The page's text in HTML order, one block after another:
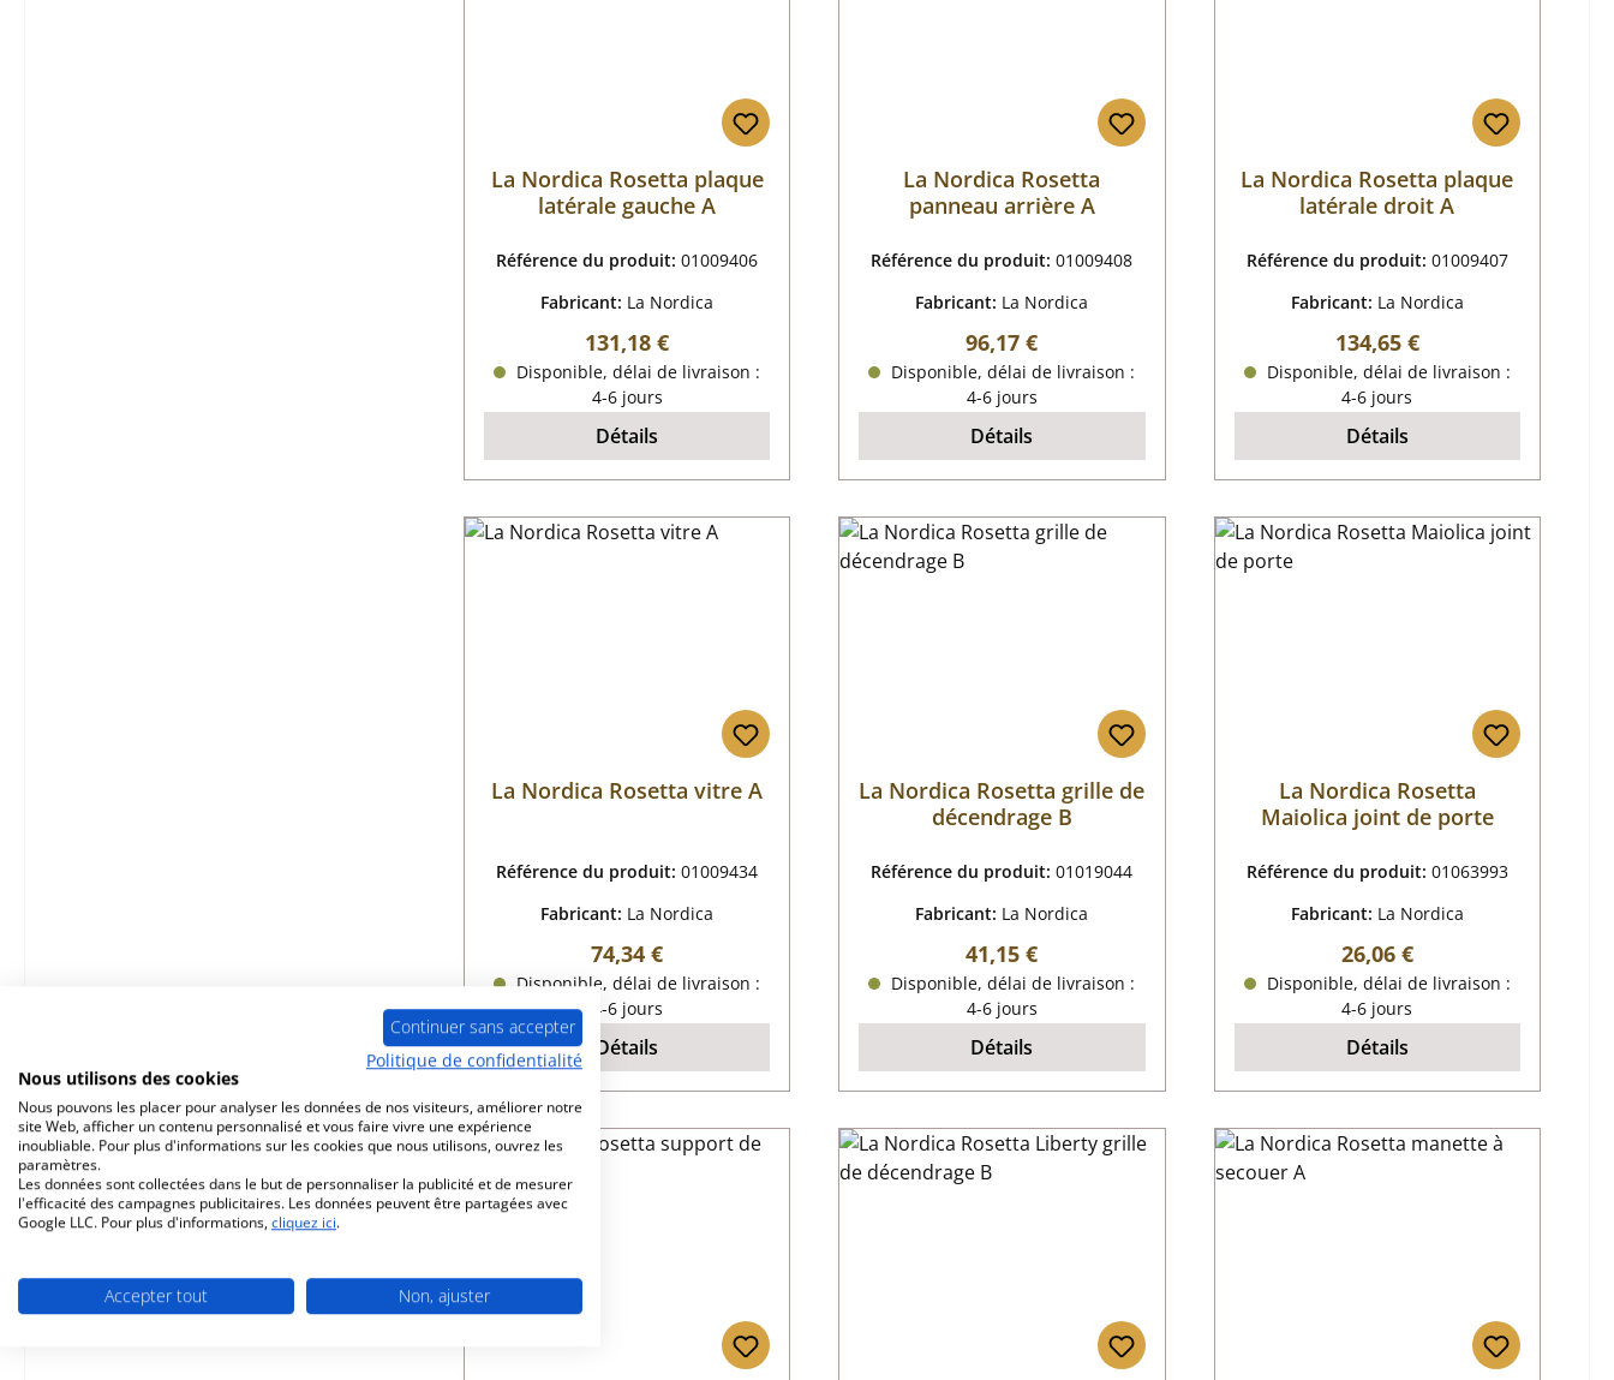
La Nordica Rosetta plaque
latérale gauche A
Référence du produit:01009406
Fabricant: La Nordica
Prix régulier :
131,18 €
Disponible, délai de livraison :
4-6 jours
Détails
La Nordica Rosetta
panneau arrière A
Référence du produit:01009408
Fabricant: La Nordica
Prix régulier :
96,17 €
Disponible, délai de livraison :
4-6 jours
Détails
La Nordica Rosetta plaque
latérale droit A
Référence du produit: 01009407
Fabricant: La Nordica
Prix régulier :
134,65 €
Disponible, délai de livraison :
4-6 jours
Détails
La Nordica Rosetta vitre A
Référence du produit:01009434
Fabricant: La Nordica
Prix régulier :
74,34 €
Disponible, délai de livraison :
4-6 jours
Détails
La Nordica Rosetta grille de
décendrage B
Référence du produit:01019044
Fabricant: La Nordica
Prix régulier :
41,15 €
Disponible, délai de livraison :
4-6 jours
Détails
La Nordica Rosetta
Maiolica joint de porte
Référence du produit: 01063993
Fabricant: La Nordica
Prix régulier :
26,06 €
Disponible, délai de livraison :
4-6 jours
Détails
Continuer sans accepter
Politique de confidentialité
Nous utilisons des cookies
Nous pouvons les placer pour analyser les données de nos visiteurs, améliorer notre
site Web, afficher un contenu personnalisé et vous faire vivre une expérience
inoubliable. Pour plus d'informations sur les cookies que nous utilisons, ouvrez les
paramètres.
Les données sont collectées dans le but de personnaliser la publicité et de mesurer
l'efficacité des campagnes publicitaires. Les données peuvent être partagées avec
Google LLC. Pour plus d'informations, cliquez ici.
Accepter tout Non, ajuster